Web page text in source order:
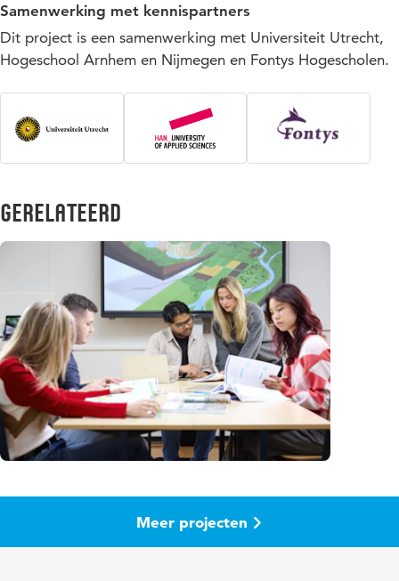
Samenwerking met kennispartners
Dit project is een samenwerking met Universiteit Utrecht,
Hogeschool Arnhem en Nijmegen en Fontys Hogescholen.
Gerelateerd
Meer projecten